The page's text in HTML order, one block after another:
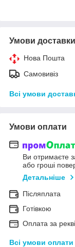
Умови доставки
Нова Пошта
Самовивіз
Всі умови
Умови оплати
Ви отримаєте
або гроші
Детальніше
Післяплата
Готівкою
Оплата за
Всі умови оплати